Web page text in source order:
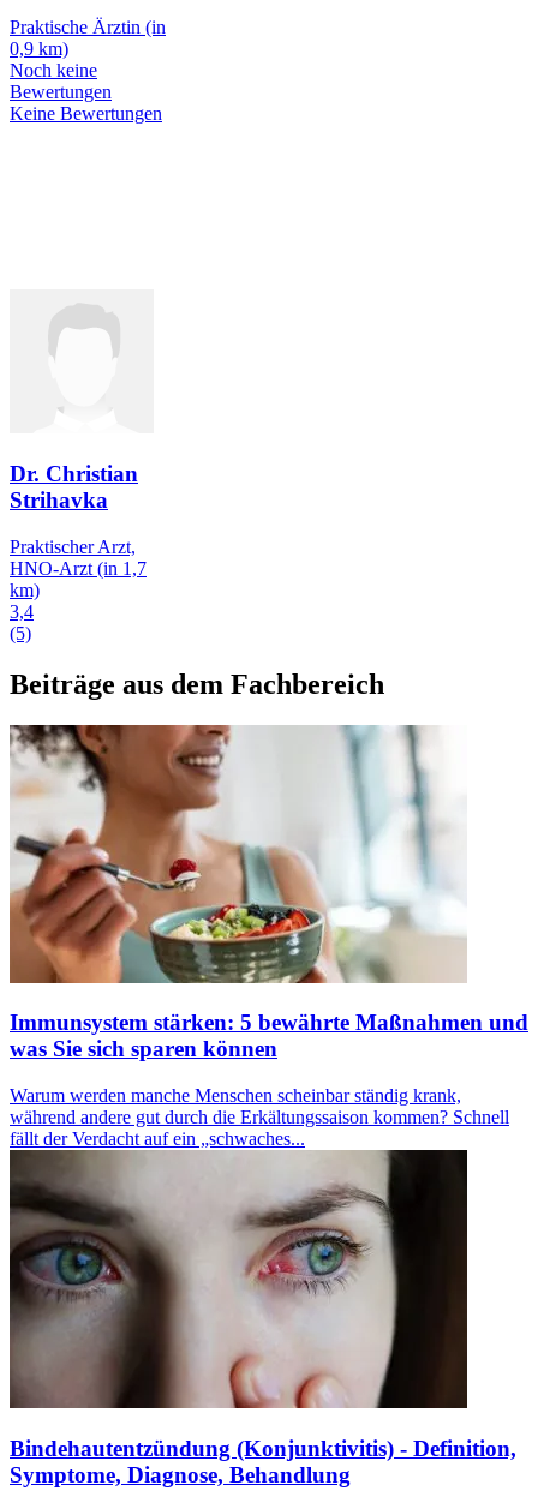
Praktische Ärztin (in
0,9 km)
Noch keine
Bewertungen
Keine Bewertungen
Dr. Christian
Strihavka
Praktischer Arzt,
HNO-Arzt (in 1,7
km)
3,4
(5)
Beiträge aus dem Fachbereich
Immunsystem stärken: 5 bewährte Maßnahmen und
was Sie sich sparen können
Warum werden manche Menschen scheinbar ständig krank,
während andere gut durch die Erkältungssaison kommen? Schnell
fällt der Verdacht auf ein „schwaches...
Bindehautentzündung (Konjunktivitis) - Definition,
Symptome, Diagnose, Behandlung